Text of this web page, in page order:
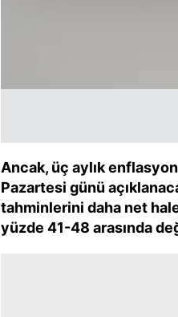
amacıyla
reklam/pazarlama
Çerezlere ilişkin
butonuna tıklayabilir,
mevzuata uygun olarak
Ancak, üç aylık
Pazartesi günü
tahminlerini daha net
yüzde 41-48 arasında